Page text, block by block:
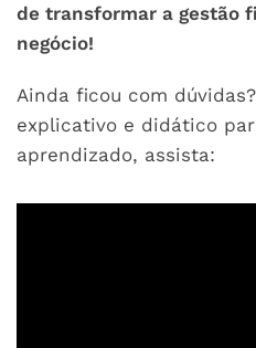
de transformar a gestão
negócio!
Ainda ficou com
explicativo e didático
aprendizado, assista: